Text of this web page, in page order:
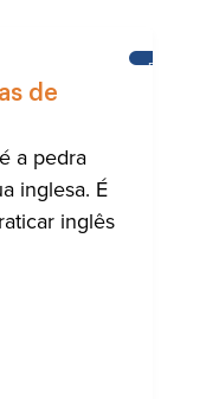
ENSINO
de
a pedra
inglesa. É
inglês